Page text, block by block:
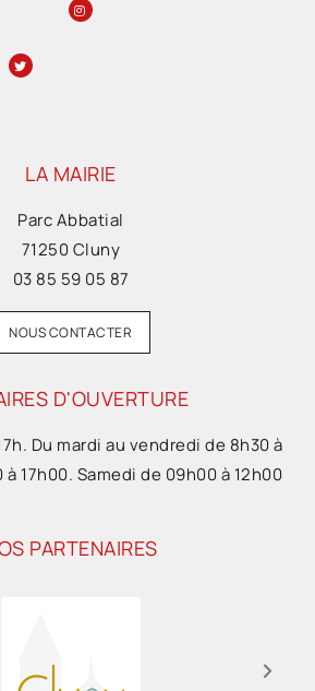
LA MAIRIE
Parc Abbatial
71250 Cluny
03 85 59 05 87
NOUS CONTACTER
D'OUVERTURE
Du mardi au vendredi de 8h30 à
à 17h00. Samedi de 09h00 à 12h00
PARTENAIRES